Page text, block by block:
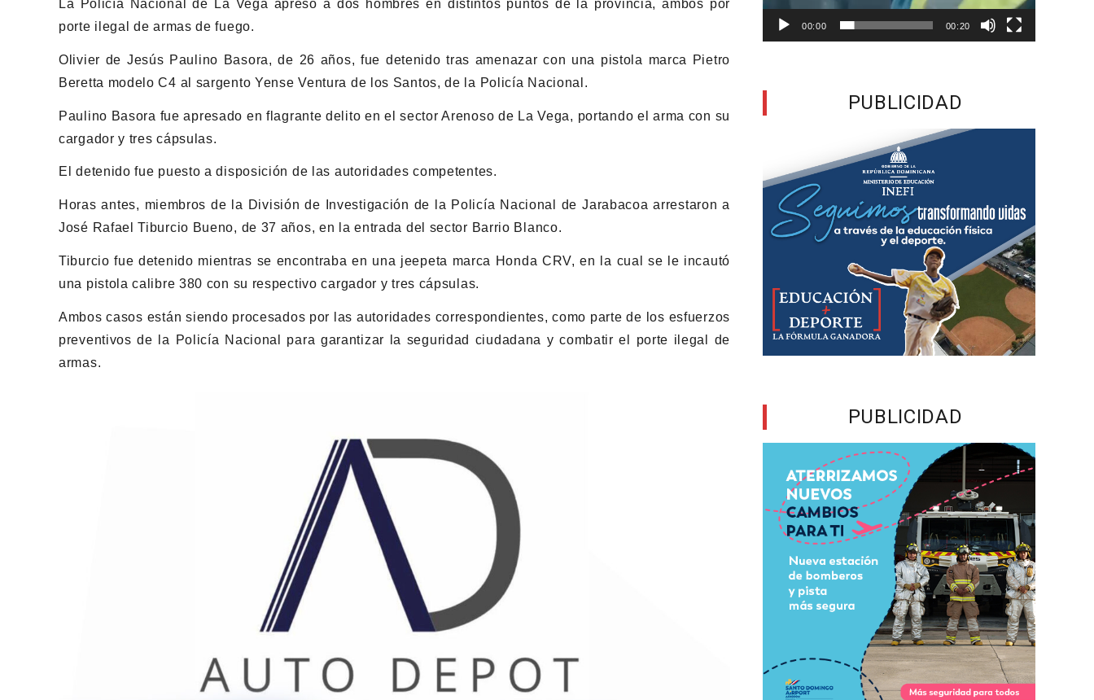
La Policía Nacional de La Vega apresó a dos hombres en distintos puntos de la provincia, ambos por
porte ilegal de armas de fuego.
Olivier de Jesús Paulino Basora, de 26 años, fue detenido tras amenazar con una pistola marca Pietro
Beretta modelo C4 al sargento Yense Ventura de los Santos, de la Policía Nacional.
Paulino Basora fue apresado en flagrante delito en el sector Arenoso de La Vega, portando el arma con su
cargador y tres cápsulas.
El detenido fue puesto a disposición de las autoridades competentes.
Horas antes, miembros de la División de Investigación de la Policía Nacional de Jarabacoa arrestaron a
José Rafael Tiburcio Bueno, de 37 años, en la entrada del sector Barrio Blanco.
Tiburcio fue detenido mientras se encontraba en una jeepeta marca Honda CRV, en la cual se le incautó
una pistola calibre 380 con su respectivo cargador y tres cápsulas.
Ambos casos están siendo procesados por las autoridades correspondientes, como parte de los esfuerzos
preventivos de la Policía Nacional para garantizar la seguridad ciudadana y combatir el porte ilegal de
armas.
00:00 00:20
PUBLICIDAD
PUBLICIDAD